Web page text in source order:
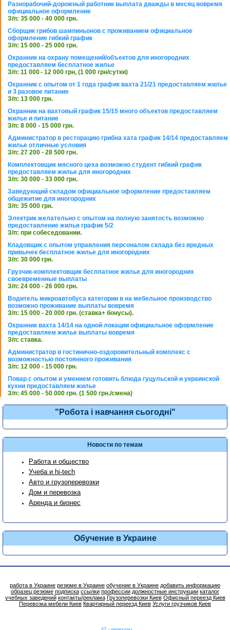
Разнорабочий-дорожный работник выплата дважды в месяц вовремя
официальное оформление
З/п: 35 000 - 40 000 грн.
Сборщик грибов шампиньонов с проживанием официальное
оформление гибкий график
З/п: 15 000 - 25 000 грн.
Охранник на охрану помещений/объектов для иногородних
предоставляем бесплатное жилье
З/п: 11 000 - 12 000 грн, (1 000 грн/сутки)
Охранник с опытом от 1 года график вахта 21/21 предоставляем жилье
и 3 разовое питание
З/п: 13 000 грн.
Охранник на вахтовый график 15/15 много объектов предоставляем
жилье и питание
З/п: 8 000 - 15 000 грн.
Администратор в ресторацию грибна хата график 14/14 предоставляем
жилье отличные условия
З/п: 27 200 - 28 500 грн.
Комплектовщик мясного цеха возможно студент гибкий график
предоставляем жилье для иногородних
З/п: 30 000 - 33 000 грн.
Заведующий складом официальное оформление предоставляем
общежитие для иногородних
З/п: 35 000 грн.
Электрик желательно с опытом на полную занятость возможно
предоставление жилья график 5/2
З/п: при собеседовании.
Кладовщик с опытом управления персоналом склада без вредных
привычек бесплатное жилье для иногородних
З/п: 30 000 грн.
Грузчик-комплектовщик бесплатное жилье для иногородних
своевременные выплаты
З/п: 24 000 - 26 000 грн.
Водитель микроавтобуса категории в на мебельное производство
возможно проживание выплаты вовремя
З/п: 15 000 - 20 000 грн. (ставка+ бонусы).
Охранник вахта 14/14 на одной локации официальное оформление
предоставляем жилье выплаты вовремя
З/п: ставка.
Администратор в гостинично-оздоровительный комплекс с
возможностью постоянного проживания
З/п: 12 000 - 15 000 грн.
Повар с опытом и умением готовить блюда гуцульской и украинской
кухни предоставляем жилье
З/п: 45 000 - 50 000 грн. (1 500 грн./смена)
"Робота і навчання сьогодні"
Новости по темам
Работа и общество
Учеба и hi-tech
Авто и грузоперевозки
Дом и перевозка
Аренда и бизнес
Обучение в Украине
работа в Украине резюме в Украине обучение в Украине добавить информацию
образец резюме подписка ссылки профессии должностные инструкции каталог
учебных заведений контакты/реклама Грузоперевозки Киев Офисный переезд Киев
Перевозка мебели Киев Квартирный переезд Киев Услуги грузчиков Киев